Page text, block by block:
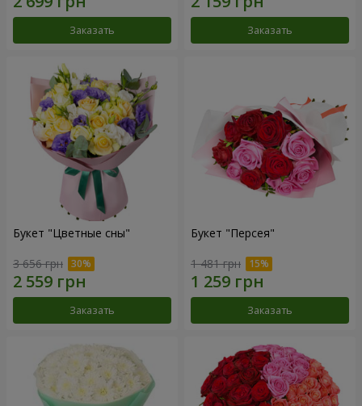
Заказать Заказать
Букет "Цветные сны"
3 656 грн
Заказать
Букет "Персея"
1 481 грн
Заказать